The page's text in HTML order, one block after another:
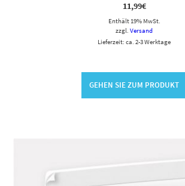
11,99€
Enthält 19% MwSt.
zzgl. Versand
Lieferzeit: ca. 2-3 Werktage
GEHEN SIE ZUM PRODUKT